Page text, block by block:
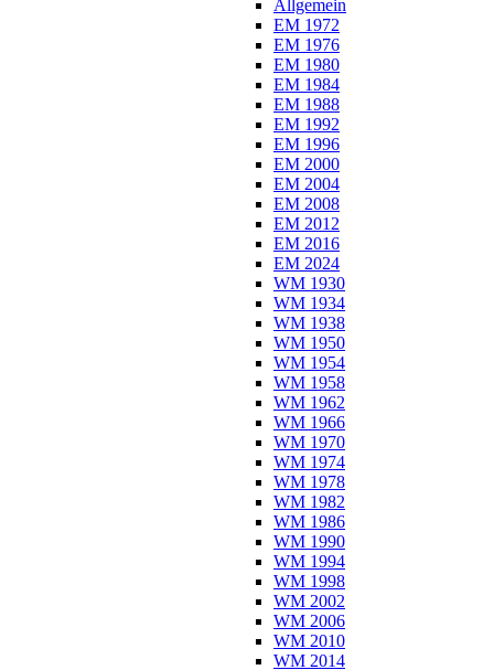
Allgemein
EM 1972
EM 1976
EM 1980
EM 1984
EM 1988
EM 1992
EM 1996
EM 2000
EM 2004
EM 2008
EM 2012
EM 2016
EM 2024
WM 1930
WM 1934
WM 1938
WM 1950
WM 1954
WM 1958
WM 1962
WM 1966
WM 1970
WM 1974
WM 1978
WM 1982
WM 1986
WM 1990
WM 1994
WM 1998
WM 2002
WM 2006
WM 2010
WM 2014